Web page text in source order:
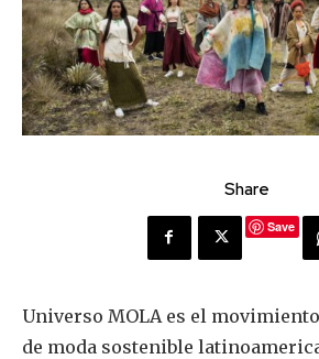
Share
Save
Universo MOLA es el
de moda sostenible